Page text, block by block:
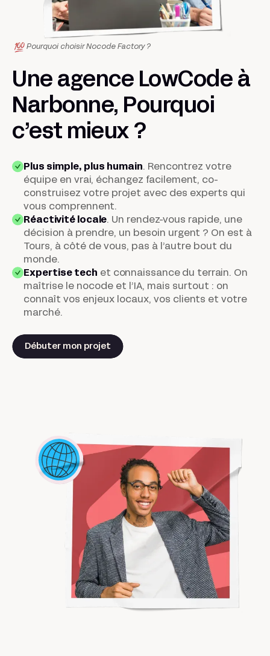
Pourquoi choisir Nocode Factory ?
Une agence LowCode à
Narbonne, Pourquoi
c’est mieux ?
Plus simple, plus humain. Rencontrez votre
équipe en vrai, échangez facilement, co-
construisez votre projet avec des experts qui
vous comprennent.
Réactivité locale. Un rendez-vous rapide, une
décision à prendre, un besoin urgent ? On est à
Tours, à côté de vous, pas à l’autre bout du
monde.
Expertise tech et connaissance du terrain. On
maîtrise le nocode et l’IA, mais surtout : on
connaît vos enjeux locaux, vos clients et votre
marché.
Débuter mon projet